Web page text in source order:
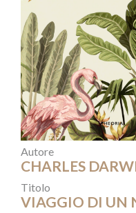
Autore
CHARLES
Titolo
VIAGGIO DI UN